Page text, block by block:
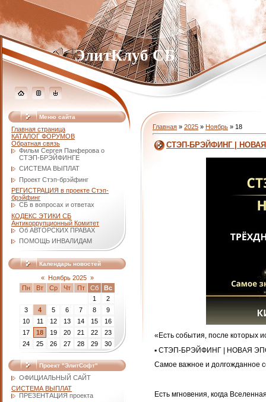
ЭлитКлуб СБ
Меню сайта
Главная страница
КАТАЛОГ ФОРУМОВ
Обратная связь
Фильм Сергея Панферова о
СТЭП-БРЭЙФИНГЕ
СИСТЕМА ВЫПЛАТ
Проект Стэп-брэйфинг
РЕГИСТРАЦИЯ в проекте Стэп-
брэйфинг
СБ в вопросах и ответах
КОДЕКС ЭТИКИ СБ
Антикоррупционный Комитет
Об АВТОРСКИХ ПРАВАХ
ПОМОЩЬ ИНВАЛИДАМ
Календарь новостей
« Ноябрь 2025 »
Пн
Вт Ср Чт Пт Сб
Вс
1
2
3
4 5 6 7 8
9
10
11 12 13 14 15
16
17
18 19 20 21 22
23
24
25 26 27 28 29 30
Проект "ЭлитСофт"
ОФИЦИАЛЬНЫЙ САЙТ
СИСТЕМА ВЫПЛАТ
ПРЕЗЕНТАЦИЯ проекта
Главная » 2025 » Ноябрь » 18
СТЭП-БРЭЙФИНГ |
«Есть события, после которых
▪️ СТЭП-БРЭЙФИНГ | НОВАЯ
Самое важное и долгожданное
Есть мгновения, когда